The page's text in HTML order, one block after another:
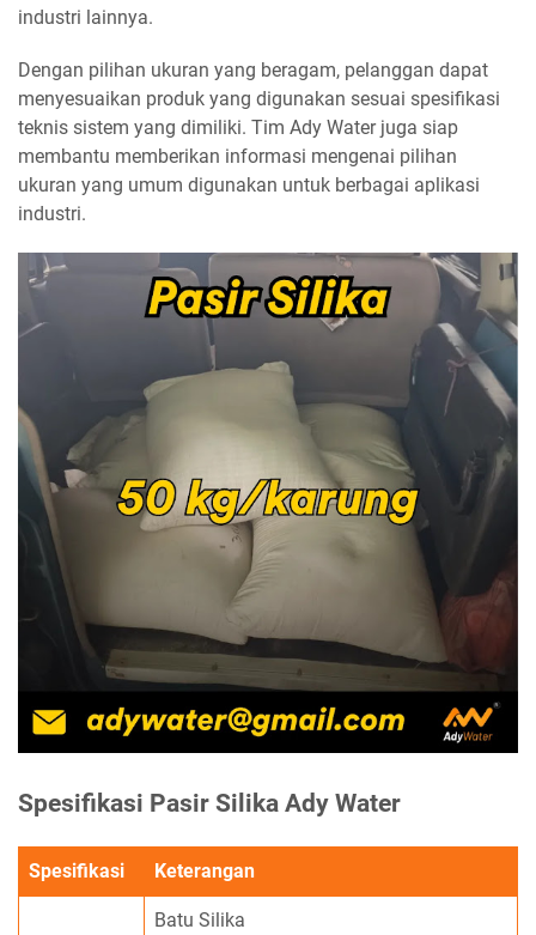
industri lainnya.
Dengan pilihan ukuran yang beragam, pelanggan dapat
menyesuaikan produk yang digunakan sesuai spesifikasi
teknis sistem yang dimiliki. Tim Ady Water juga siap
membantu memberikan informasi mengenai pilihan
ukuran yang umum digunakan untuk berbagai aplikasi
industri.
Spesifikasi Pasir Silika Ady Water
Spesifikasi Keterangan
Batu Silika